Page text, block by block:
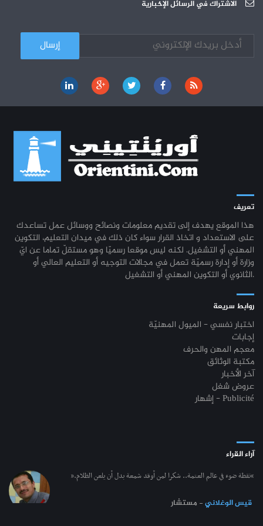
03-10 الجامعة العربية للعلوم : دورة تكوينية
الاشتراك في الرسائل الإخبارية
تعريف
هذا الموقع يهدف إلى تقديم معلومات ونصائح ووسائل عمل تساعدك
على الاستعداد و اتخاذ القرار سواء كان ذلك في ميدان التعليم، التكوين
المهني أو التشغيل. لكنه ليس موقعا رسميّا وهو مستقلّ تماما عن ايّ
وزارة أو إدارة رسميّة تعمل في مجالات التوجيه أو التعليم العالي أو
الثانوي أو التكوين المهني أو التشغيل.
روابط سريعة
اختبار نفسي - الميول المهنيّة
إجابات
معجم المهن والحرف
مكتبة الوثائق
آخر الأخبار
عروض شغل
إشهار - Publicité
آراء القراء
“نقطة ضوء في عالم العتمة.. شكرا لمن أوقد شمعة بدل أن يلعن الظلام.”
قيس الوغلاني- مستشار